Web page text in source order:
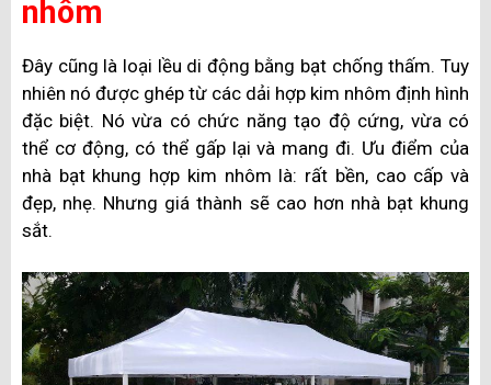
nhôm
Đây cũng là loại lều di động bằng bạt chống thấm. Tuy
nhiên nó được ghép từ các dải hợp kim nhôm định hình
đặc biệt. Nó vừa có chức năng tạo độ cứng, vừa có
thể cơ động, có thể gấp lại và mang đi. Ưu điểm của
nhà bạt khung hợp kim nhôm là: rất bền, cao cấp và
đẹp, nhẹ. Nhưng giá thành sẽ cao hơn nhà bạt khung
sắt.